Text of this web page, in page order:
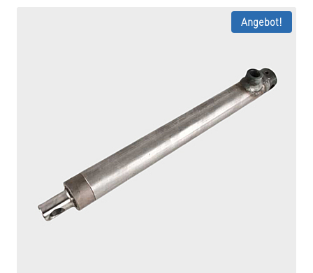
Angebot!